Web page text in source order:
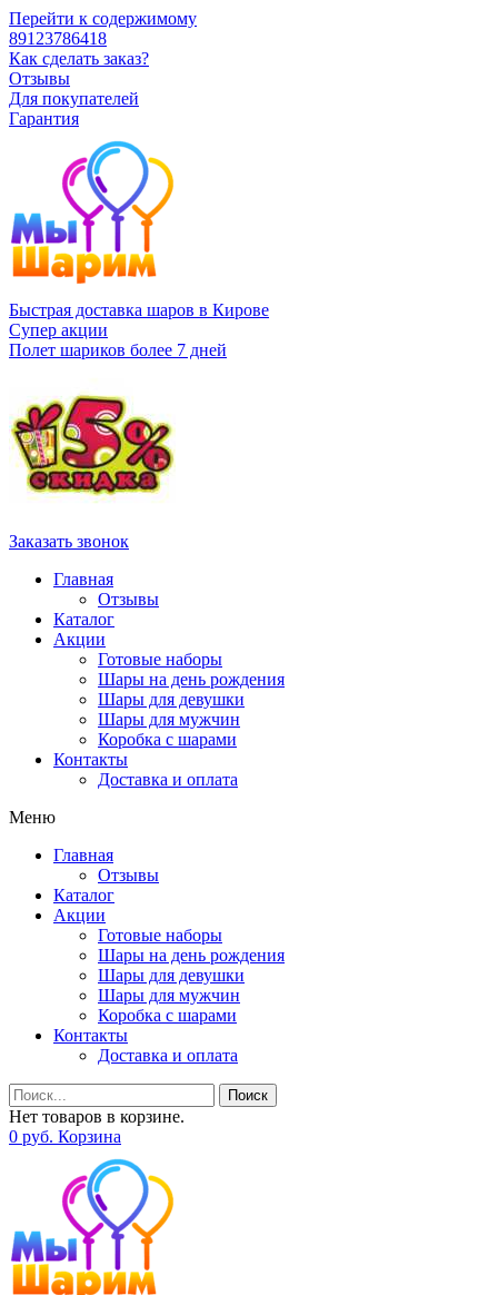
Перейти к содержимому
89123786418
Как сделать заказ?
Отзывы
Для покупателей
Гарантия
Быстрая доставка шаров в Кирове
Супер акции
Полет шариков более 7 дней
Заказать звонок
Главная
Отзывы
Каталог
Акции
Готовые наборы
Шары на день рождения
Шары для девушки
Шары для мужчин
Коробка с шарами
Контакты
Доставка и оплата
Меню
Главная
Отзывы
Каталог
Акции
Готовые наборы
Шары на день рождения
Шары для девушки
Шары для мужчин
Коробка с шарами
Контакты
Доставка и оплата
Поиск
Нет товаров в корзине.
0 руб. Корзина